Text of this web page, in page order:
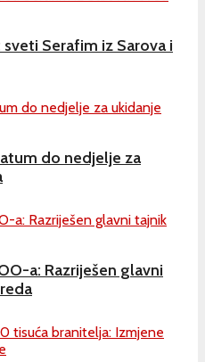
Serafim iz Sarova i
do nedjelje za
a: Razriješen glavni